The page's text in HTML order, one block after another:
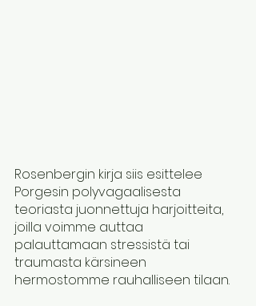
Rosenbergin kirja siis esittelee
Porgesin polyvagaalisesta
teoriasta juonnettuja harjoitteita,
joilla voimme auttaa
palauttamaan stressistä tai
traumasta kärsineen
hermostomme rauhalliseen tilaan.